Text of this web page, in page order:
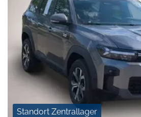
Standort Zentrallager